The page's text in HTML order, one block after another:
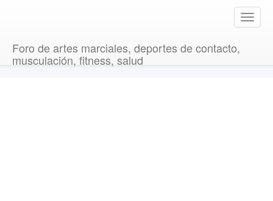
T
o
Foro de artes marciales, deportes de contacto,
musculación, fitness, salud